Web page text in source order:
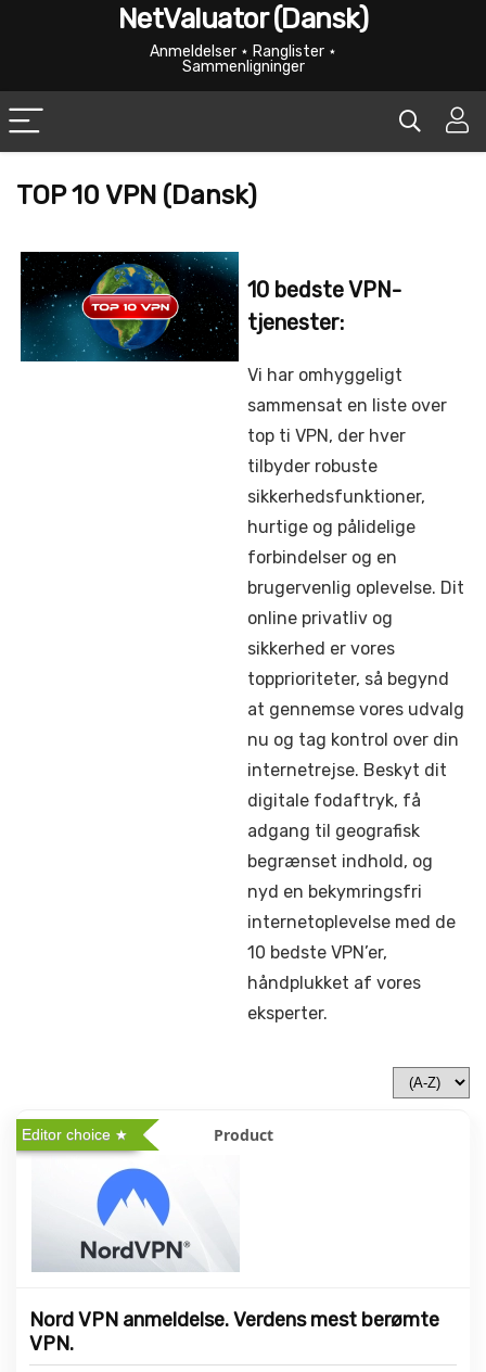
NetValuator (Dansk)
Anmeldelser ⋆ Ranglister ⋆
Sammenligninger
TOP 10 VPN (Dansk)
10 bedste VPN-
tjenester:
Vi har omhyggeligt
sammensat en liste over
top ti VPN, der hver
tilbyder robuste
sikkerhedsfunktioner,
hurtige og pålidelige
forbindelser og en
brugervenlig oplevelse. Dit
online privatliv og
sikkerhed er vores
topprioriteter, så begynd
at gennemse vores udvalg
nu og tag kontrol over din
internetrejse. Beskyt dit
digitale fodaftryk, få
adgang til geografisk
begrænset indhold, og
nyd en bekymringsfri
internetoplevelse med de
10 bedste VPN’er,
håndplukket af vores
eksperter.
Editor choice
Nord VPN anmeldelse. Verdens mest berømte
VPN.